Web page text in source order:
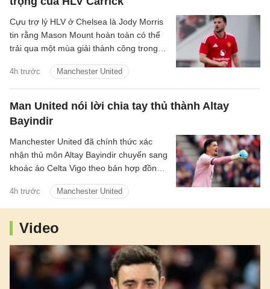
4h trước Manchester United
Cựu trợ lý HLV ở Chelsea là Jody Morris
tin rằng Mason Mount hoàn toàn có thể
trải qua một mùa giải thành công trong
những nhân tố quan trọng dưới thời HLV
Michael Carrick.
Man United nói lời chia tay thủ thành Altay
Bayindir
4h trước Manchester United
Manchester United đã chính thức xác
nhận thủ môn Altay Bayindir chuyển sang
khoác áo Celta Vigo theo bản hợp đồng
Video